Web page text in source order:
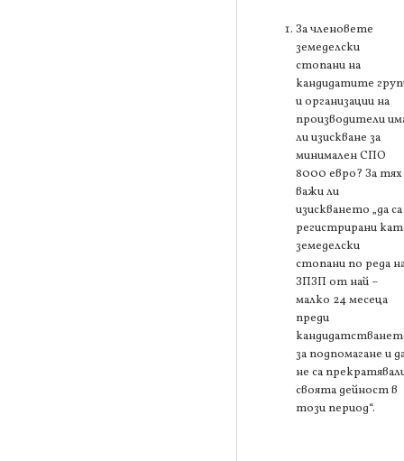
За членовете
земеделски
стопани на
кандидатите
и организации на
производители
ли изискване за
минимален СПО
8000 евро? За тях
важи ли
изискването „да са
регистрирани
земеделски
стопани по реда
ЗПЗП от най –
малко 24 месеца
преди
за подпомагане и
не са
своята дейност в
този период“.